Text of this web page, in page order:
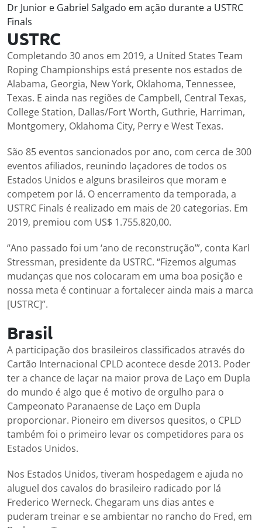
Dr Junior e Gabriel Salgado em ação durante a USTRC
Finals
USTRC
Completando 30 anos em 2019, a United States Team
Roping Championships está presente nos estados de
Alabama, Georgia, New York, Oklahoma, Tennessee,
Texas. E ainda nas regiões de Campbell, Central Texas,
College Station, Dallas/Fort Worth, Guthrie, Harriman,
Montgomery, Oklahoma City, Perry e West Texas.
São 85 eventos sancionados por ano, com cerca de 300
eventos afiliados, reunindo laçadores de todos os
Estados Unidos e alguns brasileiros que moram e
competem por lá. O encerramento da temporada, a
USTRC Finals é realizado em mais de 20 categorias. Em
2019, premiou com US$ 1.755.820,00.
“Ano passado foi um ‘ano de reconstrução’”, conta Karl
Stressman, presidente da USTRC. “Fizemos algumas
mudanças que nos colocaram em uma boa posição e
nossa meta é continuar a fortalecer ainda mais a marca
[USTRC]”.
Brasil
A participação dos brasileiros classificados através do
Cartão Internacional CPLD acontece desde 2013. Poder
ter a chance de laçar na maior prova de Laço em Dupla
do mundo é algo que é motivo de orgulho para o
Campeonato Paranaense de Laço em Dupla
proporcionar. Pioneiro em diversos quesitos, o CPLD
também foi o primeiro levar os competidores para os
Estados Unidos.
Nos Estados Unidos, tiveram hospedagem e ajuda no
aluguel dos cavalos do brasileiro radicado por lá
Frederico Werneck. Chegaram uns dias antes e
puderam treinar e se ambientar no rancho do Fred, em